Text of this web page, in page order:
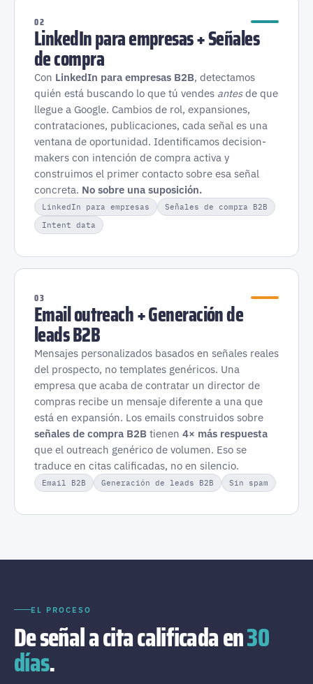
02
LinkedIn para empresas + Señales
de compra
Con LinkedIn para empresas B2B, detectamos
quién está buscando lo que tú vendes antesde que
llegue a Google. Cambios de rol, expansiones,
contrataciones, publicaciones, cada señal es una
ventana de oportunidad. Identificamos decision-
makers con intención de compra activa y
construimos el primer contacto sobre esa señal
concreta. No sobre una suposición.
LinkedIn para empresas
Señales de compra B2B
Intent data
03
Email outreach + Generación de
leads B2B
Mensajes personalizados basados en señales reales
del prospecto, no templates genéricos. Una
empresa que acaba de contratar un director de
compras recibe un mensaje diferente a una que
está en expansión. Los emails construidos sobre
señales de compra B2B tienen 4× más respuesta
que el outreach genérico de volumen. Eso se
traduce en citas calificadas, no en silencio.
Email B2B Generación de leads B2B Sin spam
EL PROCESO
De señal a cita calificada en30
días.